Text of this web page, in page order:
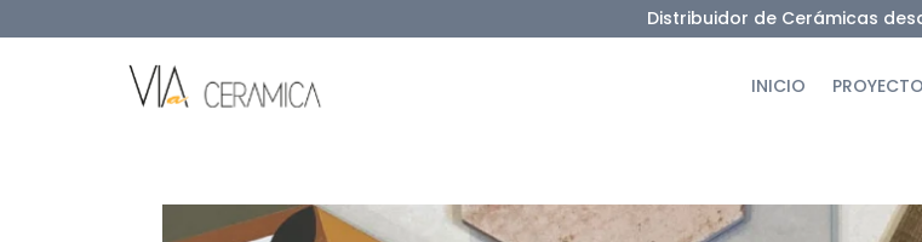
Distribuidor de Cerámicas
INICIO